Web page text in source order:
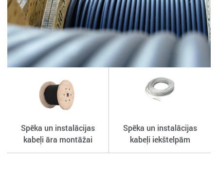
Spēka un instalācijas
kabeļi āra montāžai
Spēka un instalācijas
kabeļi iekštelpām